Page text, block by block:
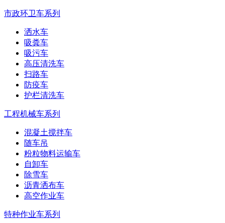
市政环卫车系列
洒水车
吸粪车
吸污车
高压清洗车
扫路车
防疫车
护栏清洗车
工程机械车系列
混凝土搅拌车
随车吊
粉粒物料运输车
自卸车
除雪车
沥青洒布车
高空作业车
特种作业车系列